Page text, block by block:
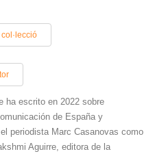
ha escrito en 2022 sobre
de España y
periodista Marc Casanovas como
Aguirre, editora de la